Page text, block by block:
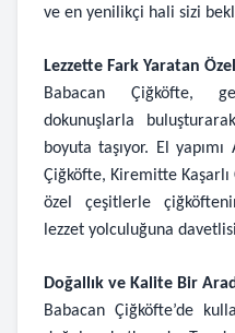
ve en yenilikçi hali sizi
Lezzette Fark Yaratan
Babacan Çiğköfte,
dokunuşlarla
boyuta taşıyor. El
Çiğköfte, Kiremitte
özel çeşitlerle
lezzet yolculuğuna
Doğallık ve Kalite Bir
Babacan Çiğköfte’de